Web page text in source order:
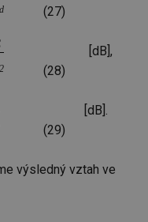
d
(27)
2
[dB],
(28)
[dB].
(29)
výsledný vztah ve